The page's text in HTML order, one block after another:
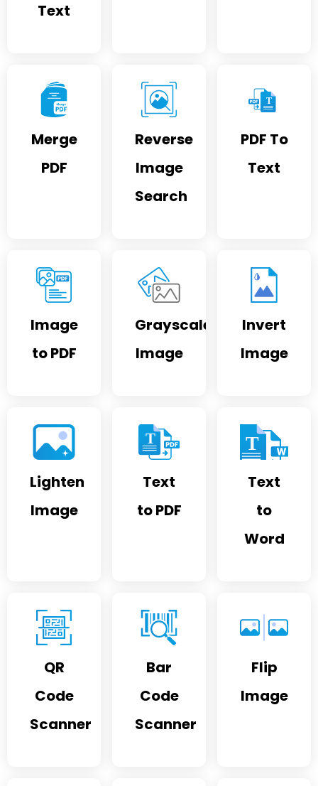
Text
Merge
PDF
Reverse
Image
Search
PDF To
Text
Image
to PDF
Grayscale
Image
Invert
Image
Lighten
Image
Text
to PDF
Text
to
Word
QR
Code
Scanner
Bar
Code
Scanner
Flip
Image